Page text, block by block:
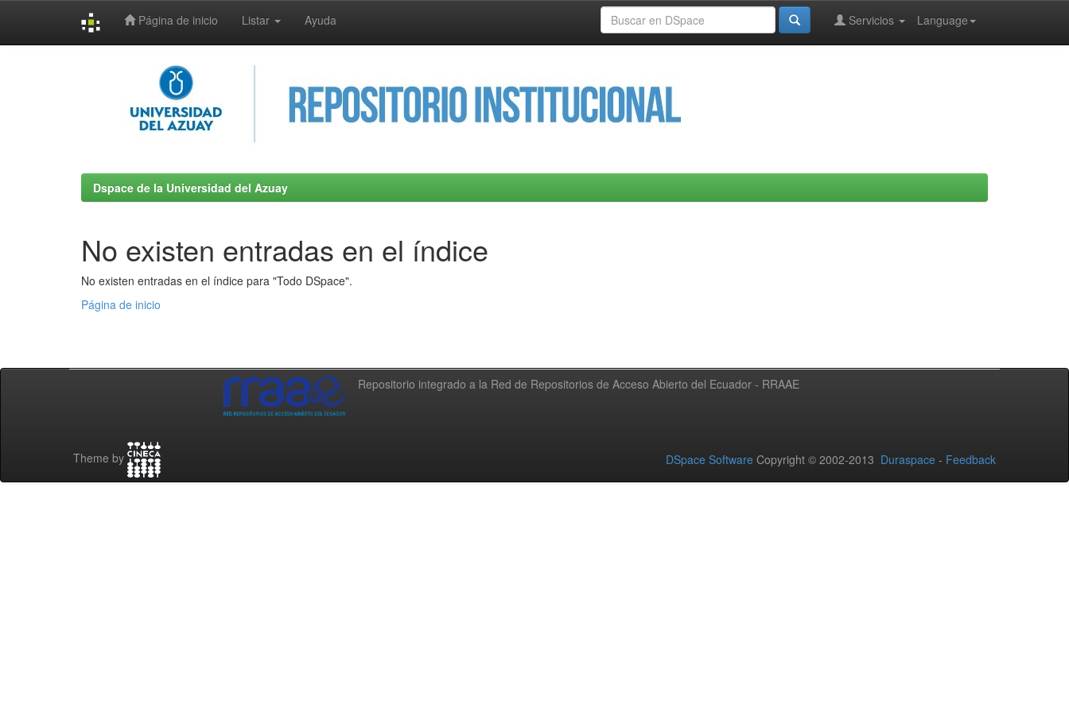
Página de inicio Listar Ayuda Language
Servicios
Dspace de la Universidad del Azuay
No existen entradas en el índice
No existen entradas en el índice para "Todo DSpace".
Página de inicio
Repositorio integrado a la Red de Repositorios de Acceso Abierto del Ecuador - RRAAE
Theme by DSpace Software Copyright © 2002-2013 Duraspace - Feedback